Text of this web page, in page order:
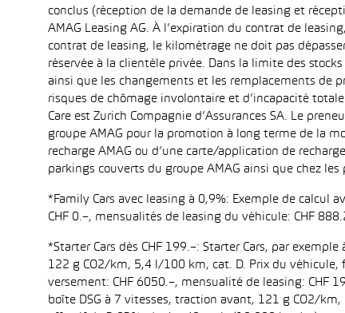
conclus (réception de la demande de leasing et
AMAG Leasing AG. À l’expiration du contrat de
contrat de leasing, le kilométrage ne doit pas
réservée à la clientèle privée. Dans la limite des
ainsi que les changements et les remplacements de
risques de chômage involontaire et d’incapacité
Care est Zurich Compagnie d’Assurances SA. Le
groupe AMAG pour la promotion à long terme de la
recharge AMAG ou d’une carte/application de
parkings couverts du groupe AMAG ainsi que chez
*Family Cars avec leasing à 0,9%: Exemple de calcul
CHF 0.–, mensualités de leasing du véhicule: CHF
*Starter Cars dès CHF 199.–: Starter Cars, par
122 g CO2/km, 5,4 l/100 km, cat. D. Prix du
versement: CHF 6050.–, mensualité de leasing: CHF
boîte DSG à 7 vitesses, traction avant, 121 g CO2/